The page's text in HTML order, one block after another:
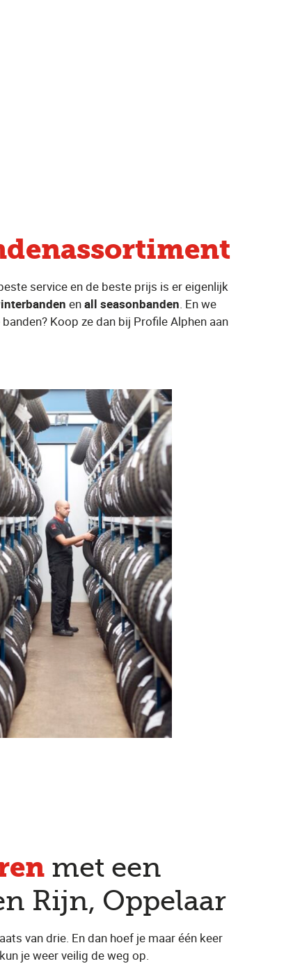
service en de beste prijs is er eigenlijk
enall seasonbanden. En we
Koop ze dan bij Profile Alphen aan
met een
Rijn, Oppelaar
van drie. En dan hoef je maar één keer
je weer veilig de weg op.